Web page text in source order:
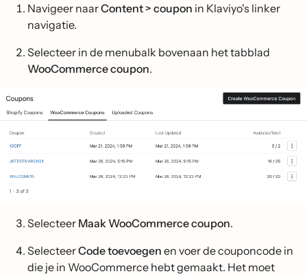
Navigeer naarContent > coupon in Klaviyo's linker
navigatie.
Selecteer in de menubalk bovenaan het tabblad
WooCommerce coupon.
Selecteer Maak WooCommerce coupon.
SelecteerCode toevoegen en voer de couponcode in
die je in WooCommerce hebt gemaakt. Het moet